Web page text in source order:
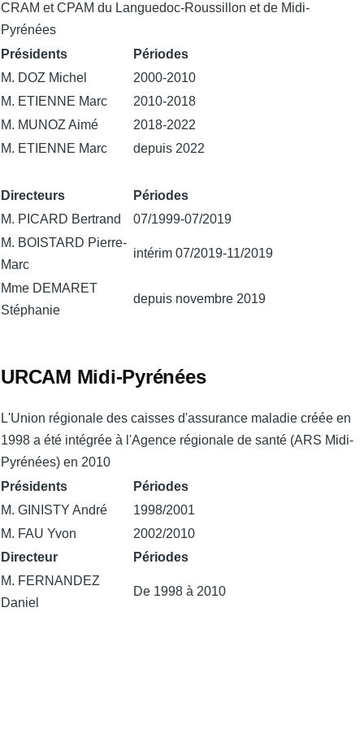
CRAM et CPAM du Languedoc-Roussillon et de Midi-
Pyrénées
Présidents
Périodes
M. DOZ Michel
2000-2010
M. ETIENNE Marc
2010-2018
M. MUNOZ Aimé
2018-2022
M. ETIENNE Marc
depuis 2022
Directeurs
Périodes
M. PICARD Bertrand
07/1999-07/2019
M. BOISTARD Pierre-
Marc
intérim 07/2019-11/2019
Mme DEMARET
Stéphanie
depuis novembre 2019
URCAM Midi-Pyrénées
L'Union régionale des caisses d'assurance maladie créée en
1998 a été intégrée à l'Agence régionale de santé (ARS Midi-
Pyrénées) en 2010
Présidents
Périodes
M. GINISTY André
1998/2001
M. FAU Yvon
2002/2010
Directeur
Périodes
M. FERNANDEZ
Daniel
De 1998 à 2010